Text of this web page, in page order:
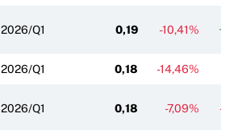
2026/Q1 0,19 -10,41%
2026/Q1 0,18 -14,46%
2026/Q1 0,18 -7,09% -